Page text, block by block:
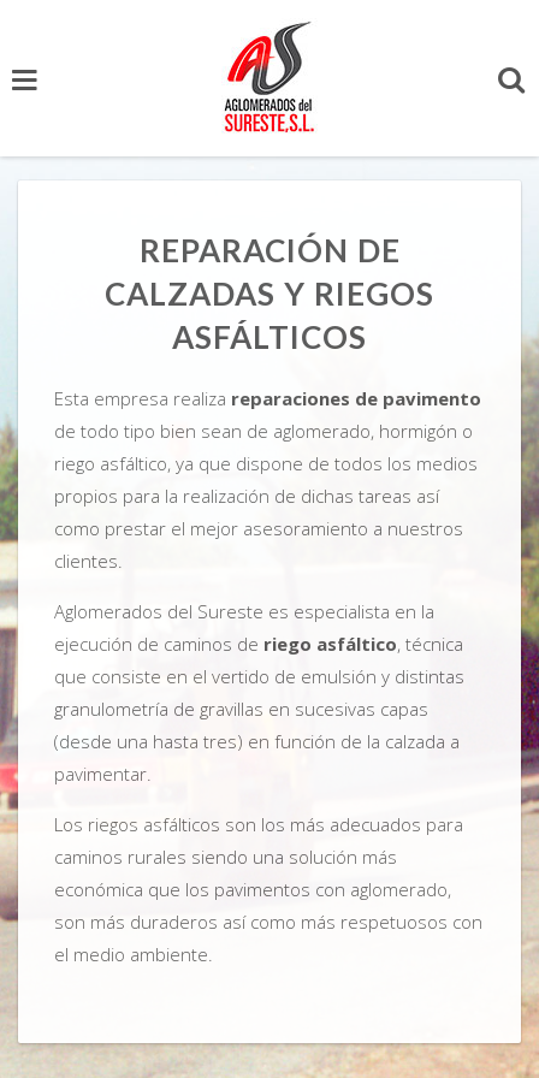
REPARACIÓN DE
CALZADAS Y RIEGOS
ASFÁLTICOS
Esta empresa realiza reparaciones de pavimento
de todo tipo bien sean de aglomerado, hormigón o
riego asfáltico, ya que dispone de todos los medios
propios para la realización de dichas tareas así
como prestar el mejor asesoramiento a nuestros
clientes.
Aglomerados del Sureste es especialista en la
ejecución de caminos de riego asfáltico, técnica
que consiste en el vertido de emulsión y distintas
granulometría de gravillas en sucesivas capas
(desde una hasta tres) en función de la calzada a
pavimentar.
Los riegos asfálticos son los más adecuados para
caminos rurales siendo una solución más
económica que los pavimentos con aglomerado,
son más duraderos así como más respetuosos con
el medio ambiente.